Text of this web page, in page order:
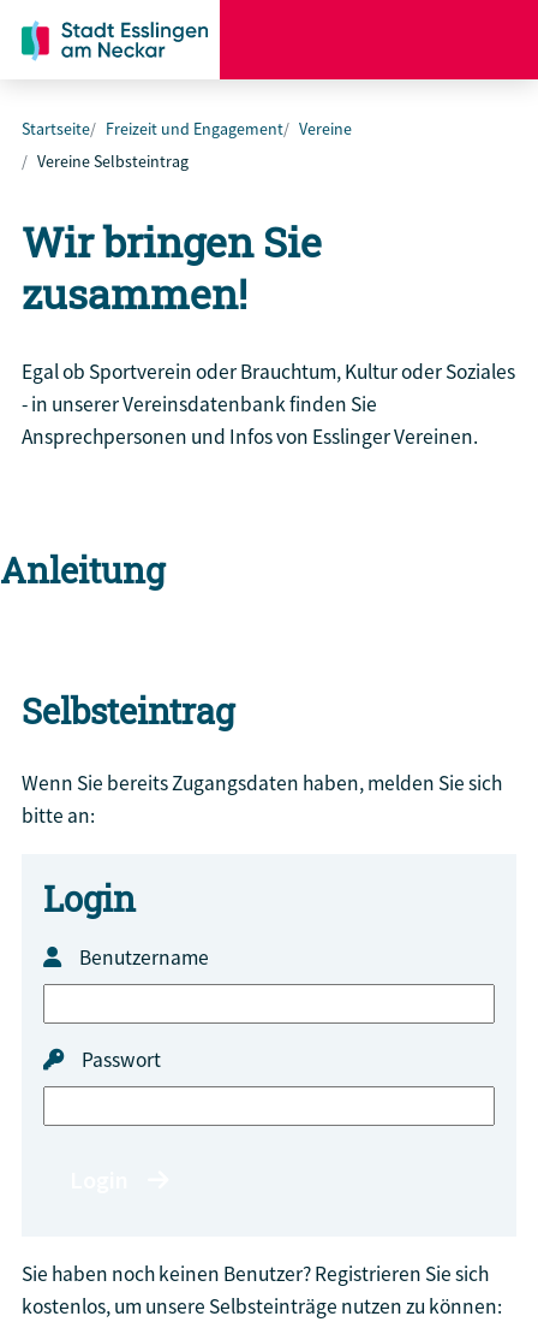
Startseite Freizeit und Engagement
Vereine
Vereine Selbsteintrag
Wir bringen Sie
zusammen!
Egal ob Sportverein oder Brauchtum, Kultur oder Soziales
- in unserer Vereinsdatenbank finden Sie
Ansprechpersonen und Infos von Esslinger Vereinen.
Anleitung
Selbsteintrag
Wenn Sie bereits Zugangsdaten haben, melden Sie sich
bitte an:
Login
Benutzername
Passwort
Sie haben noch keinen Benutzer? Registrieren Sie sich
kostenlos, um unsere Selbsteinträge nutzen zu können: